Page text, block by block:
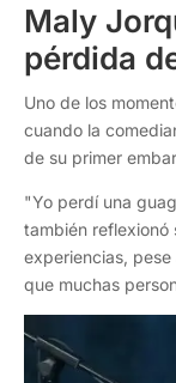
Maly
pérdida
Uno de los
cuando la
de su primer
"Yo perdí una
también reflexionó
experiencias,
que muchas